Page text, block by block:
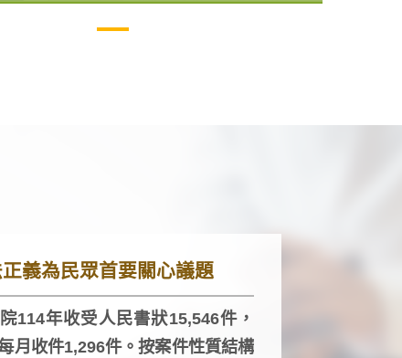
義為民眾首要關心議題
114年收受人民書狀15,546件，
月收件1,296件。按案件性質結構